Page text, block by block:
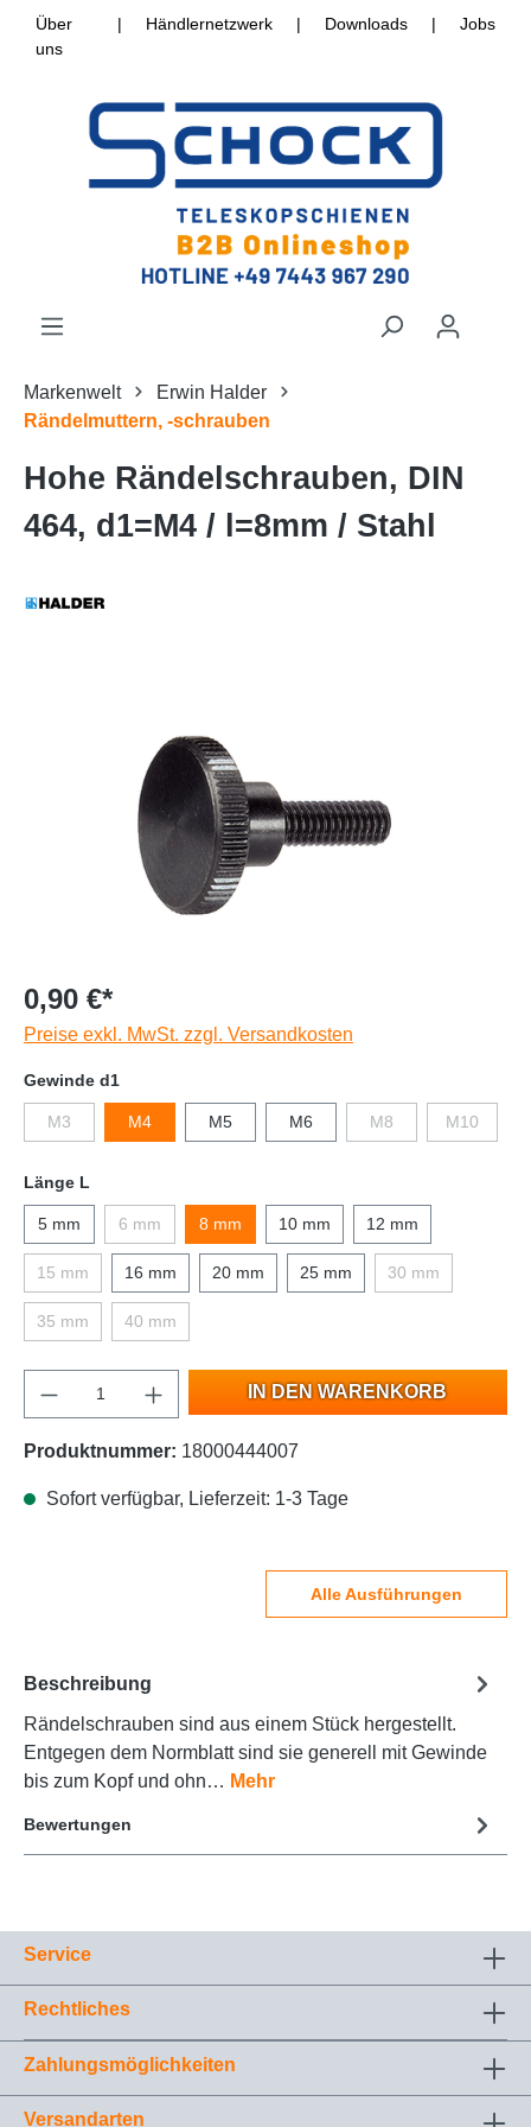
Über
uns
| Händlernetzwerk | Downloads | Jobs
Markenwelt
Erwin Halder
Rändelmuttern, -schrauben
Hohe Rändelschrauben, DIN
464, d1=M4 / l=8mm / Stahl
0,90 €*
Preise exkl. MwSt. zzgl. Versandkosten
Gewinde d1
M3 M4 M5 M6 M8 M10
Länge L
5 mm 6 mm 8 mm 10 mm 12 mm
15 mm 16 mm 20 mm 25 mm 30 mm
35 mm 40 mm
IN DEN WARENKORB
Produktnummer: 18000444007
Sofort verfügbar, Lieferzeit: 1-3 Tage
Alle Ausführungen
Beschreibung
Rändelschrauben sind aus einem Stück hergestellt.
Entgegen dem Normblatt sind sie generell mit Gewinde
bis zum Kopf und ohn… Mehr
Bewertungen
Service
Rechtliches
Zahlungsmöglichkeiten
Versandarten